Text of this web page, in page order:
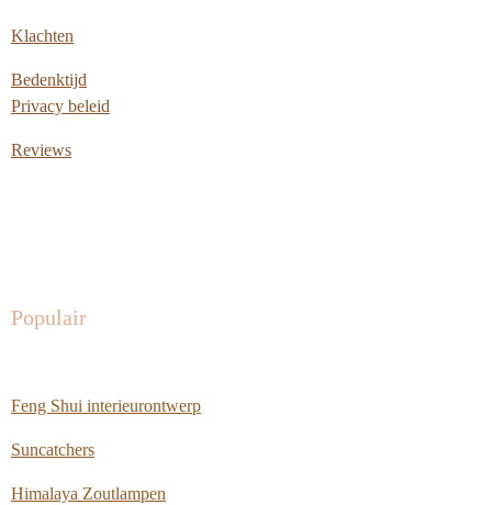
Klachten
Bedenktijd
Privacy beleid
Reviews
Populair
Feng Shui interieurontwerp
Suncatchers
Himalaya Zoutlampen